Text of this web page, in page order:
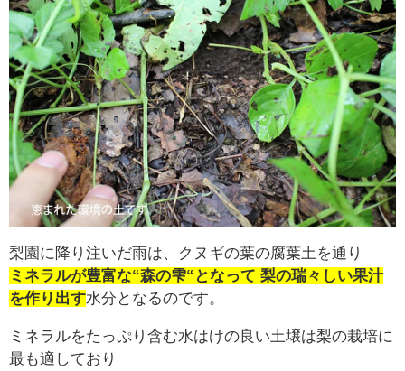
梨園に降り注いだ雨は、クヌギの葉の腐葉土を通り
ミネラルが豊富な“森の雫“となって 梨の瑞々しい果汁
を作り出す水分となるのです。
ミネラルをたっぷり含む水はけの良い土壌は梨の栽培に
最も適しており